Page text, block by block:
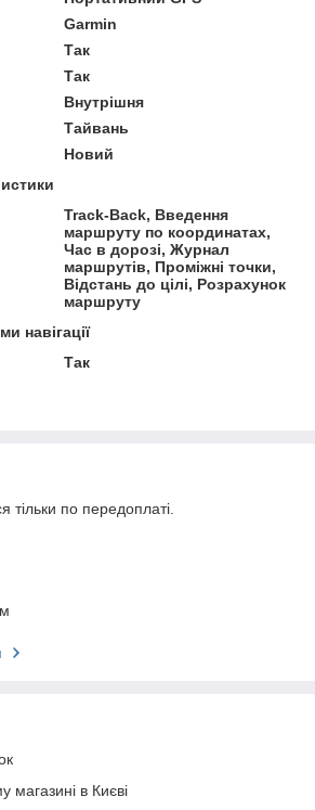
Garmin
Так
Так
Внутрішня
Тайвань
Новий
Track-Back, Введення
маршруту по координатах,
Час в дорозі, Журнал
маршрутів, Проміжні точки,
Відстань до цілі, Розрахунок
маршруту
навігації
Так
тільки по передоплаті.
магазині в Києві